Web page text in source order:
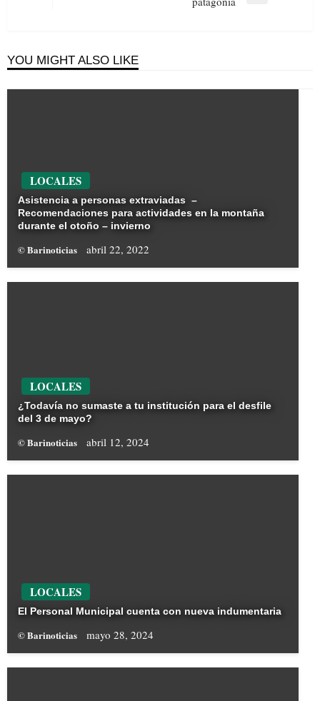
YOU MIGHT ALSO LIKE
LOCALES
Asistencia a personas extraviadas –
Recomendaciones para actividades en la montaña
durante el otoño – invierno
© Barinoticias abril 22, 2022
LOCALES
¿Todavía no sumaste a tu institución para el desfile
del 3 de mayo?
© Barinoticias abril 12, 2024
LOCALES
El Personal Municipal cuenta con nueva indumentaria
© Barinoticias mayo 28, 2024